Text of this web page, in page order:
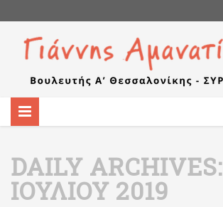
DAILY ARCHIVES:
ΙΟΥΛΊΟΥ 2019